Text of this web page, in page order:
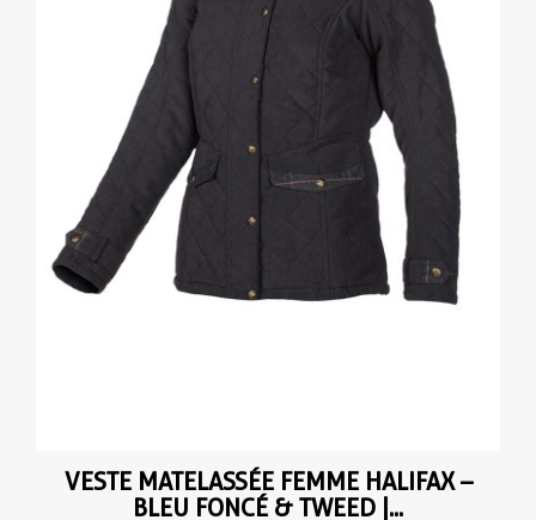
VESTE MATELASSÉE FEMME HALIFAX –
BLEU FONCÉ & TWEED |...